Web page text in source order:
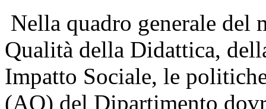
Nella quadro generale del
Qualità della Didattica,
Impatto Sociale, le
(AQ) del Dipartimento